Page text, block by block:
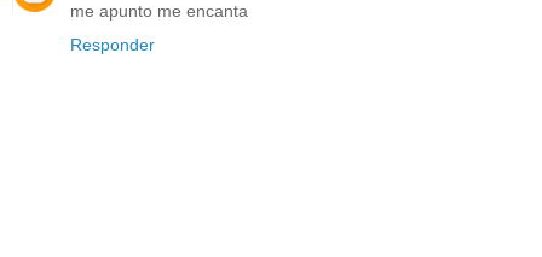
me apunto me encanta
Responder